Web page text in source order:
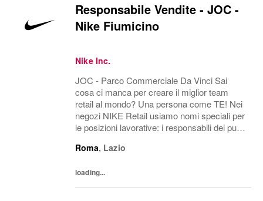
Responsabile Vendite - JOC -
Nike Fiumicino
Nike Inc.
JOC - Parco Commerciale Da Vinci Sai
cosa ci manca per creare il miglior team
retail al mondo? Una persona come TE! Nei
negozi NIKE Retail usiamo nomi speciali per
le posizioni lavorative: i responsabili dei punti
assistenti "Assistant Head Coach", i...
Roma, Lazio
loading...